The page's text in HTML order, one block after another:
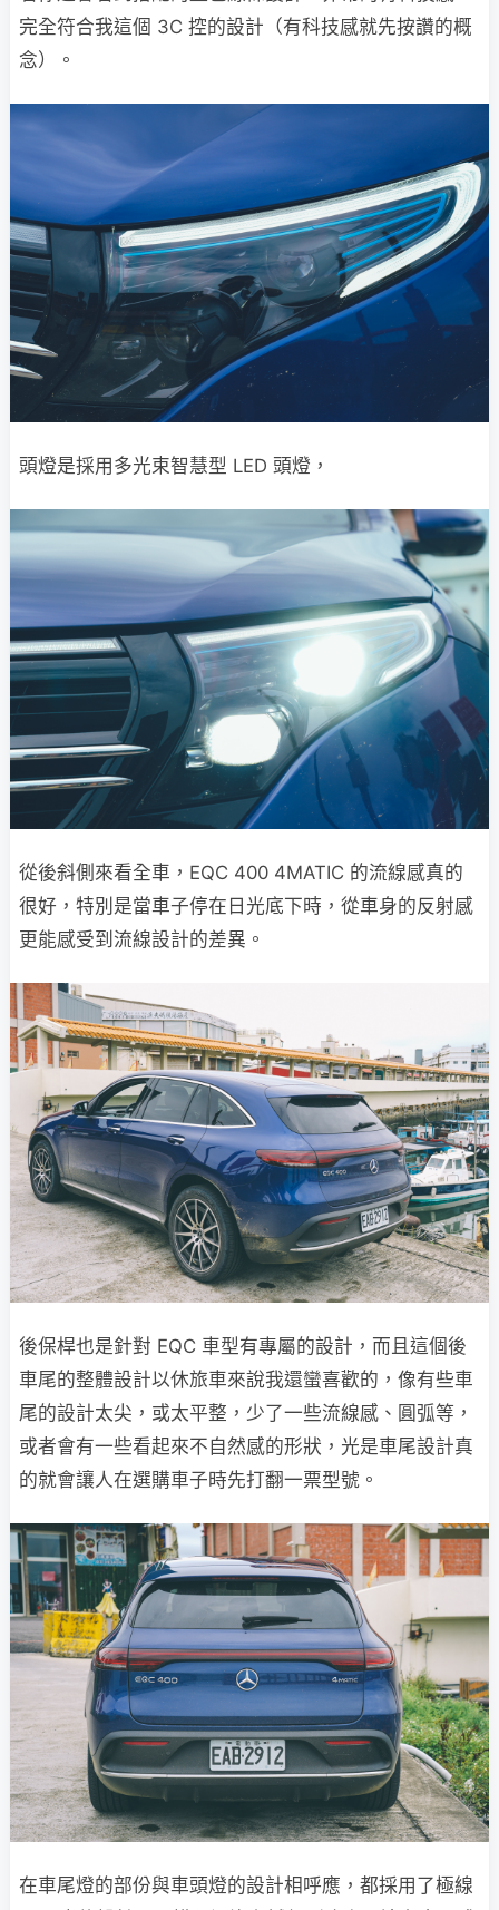
完全符合我這個 3C 控的設計（有科技感就先按讚的概
念）。
頭燈是採用多光束智慧型 LED 頭燈，
從後斜側來看全車，EQC 400 4MATIC 的流線感真的
很好，特別是當車子停在日光底下時，從車身的反射感
更能感受到流線設計的差異。
後保桿也是針對 EQC 車型有專屬的設計，而且這個後
車尾的整體設計以休旅車來說我還蠻喜歡的，像有些車
尾的設計太尖，或太平整，少了一些流線感、圓弧等，
或者會有一些看起來不自然感的形狀，光是車尾設計真
的就會讓人在選購車子時先打翻一票型號。
在車尾燈的部份與車頭燈的設計相呼應，都採用了極線